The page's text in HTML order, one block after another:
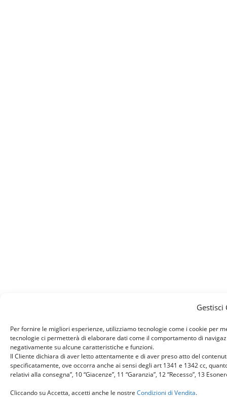
Gestisci
Per fornire le migliori esperienze, utilizziamo tecnologie come i cookie per
tecnologie ci permetterà di elaborare dati come il comportamento di
negativamente su alcune caratteristiche e funzioni.
Il Cliente dichiara di aver letto attentamente e di aver preso atto del
specificatamente, ove occorra anche ai sensi degli art 1341 e 1342 cc,
relativi alla consegna”, 10 “Giacenze”, 11 “Garanzia”, 12 “Recesso”, 13
Cliccando su Accetta, accetti anche le nostre Condizioni di Vendita.